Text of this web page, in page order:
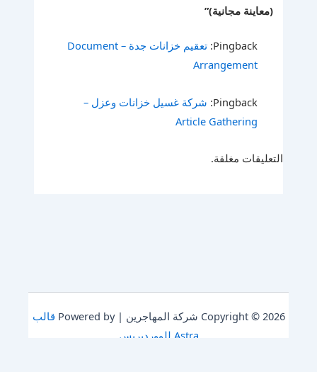
(معاينة مجانية)”
Pingback:
تعقيم خزانات جدة – Document
Arrangement
Pingback: شركة غسيل خزانات وعزل –
Article Gathering
التعليقات مغلقة.
Copyright © 2026 شركة المهاجرين | Powered by
قالب
Astra للووردبريس